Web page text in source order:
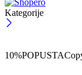
Kategorije
10%POPUSTA